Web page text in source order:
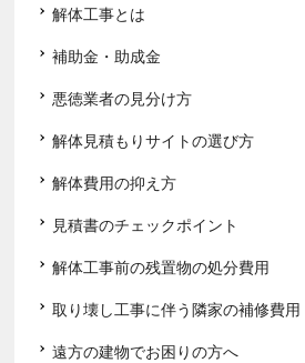
解体工事とは
補助金・助成金
悪徳業者の見分け方
解体見積もりサイトの選び方
解体費用の抑え方
見積書のチェックポイント
解体工事前の残置物の処分費用
取り壊し工事に伴う隣家の補修費用
遠方の建物でお困りの方へ